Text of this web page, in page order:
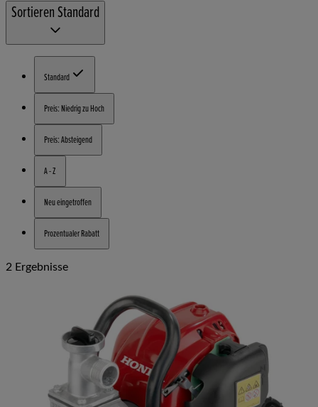
SortierenStandard
Standard
Preis: Niedrig zu Hoch
Preis: Absteigend
A - Z
Neu eingetroffen
Prozentualer Rabatt
2 Ergebnisse